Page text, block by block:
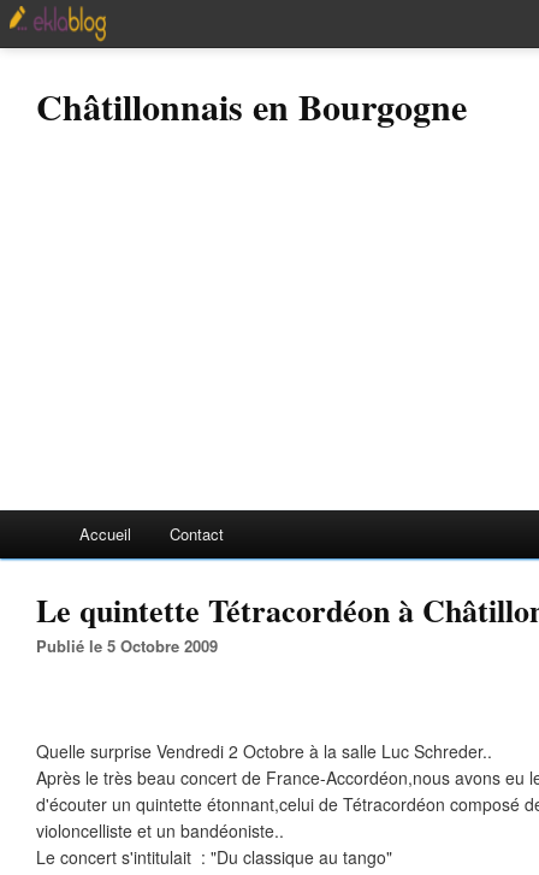
Châtillonnais en Bourgogne
Accueil Contact
Le quintette Tétracordéon à
Publié le 5 Octobre 2009
Quelle surprise Vendredi 2 Octobre à la salle Luc Schreder..
Après le très beau concert de France-Accordéon,nous avons eu
d'écouter un quintette étonnant,celui de Tétracordéon composé
violoncelliste et un bandéoniste..
Le concert s'intitulait : "Du classique au tango"